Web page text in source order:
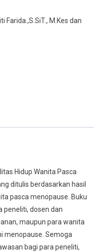
Farida.,S.SiT., M.Kes dan
Hidup Wanita Pasca
ditulis berdasarkan hasil
pasca menopause. Buku
peneliti, dosen dan
maupun para wanita
menopause. Semoga
bagi para peneliti,